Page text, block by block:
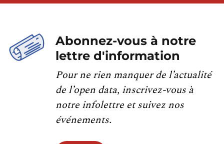
Abonnez-vous à notre
lettre d'information
Pour ne rien manquer de l’actualité
de l’open data, inscrivez-vous à
notre infolettre et suivez nos
événements.